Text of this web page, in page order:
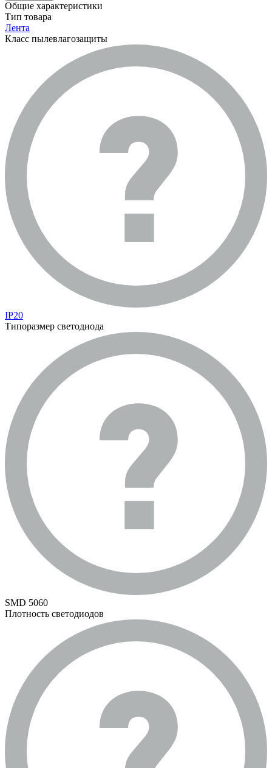
Общие характеристики
Тип товара
Лента
Класс пылевлагозащиты
IP20
Типоразмер светодиода
SMD 5060
Плотность светодиодов